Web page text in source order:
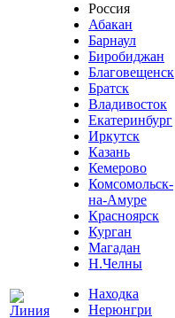
Россия
Абакан
Барнаул
Биробиджан
Благовещенск
Братск
Владивосток
Екатеринбург
Иркутск
Казань
Кемерово
Комсомольск-
на-Амуре
Красноярск
Курган
Магадан
Н.Челны
Находка
Нерюнгри